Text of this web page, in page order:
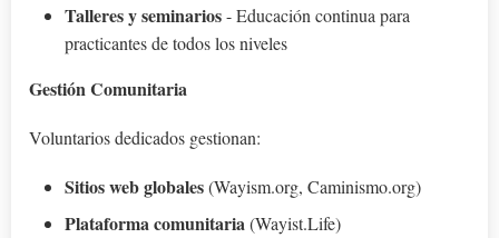
Talleres y seminarios- Educación continua para
practicantes de todos los niveles
Gestión Comunitaria
Voluntarios dedicados gestionan:
Sitios web globales(Wayism.org, Caminismo.org)
Plataforma comunitaria(Wayist.Life)